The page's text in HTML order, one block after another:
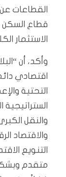
قطاع السكن
الاستثمار
وأكد، أن
اقتصادي
التحتية
والنقل
والاقتصاد
التنويع
متقدم